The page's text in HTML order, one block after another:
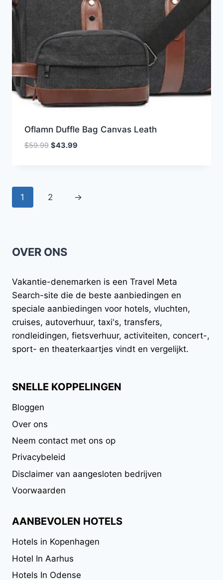
Oflamn Duffle Bag Canvas Leath
$59.99 Oorspronkelijke
$43.99Huidige
1 2 →
OVER ONS
Vakantie-denemarken is een Travel Meta
Search-site die de beste aanbiedingen en
speciale aanbiedingen voor hotels, vluchten,
cruises, autoverhuur, taxi's, transfers,
rondleidingen, fietsverhuur, activiteiten, concert-,
sport- en theaterkaartjes vindt en vergelijkt.
SNELLE KOPPELINGEN
Bloggen
Over ons
Neem contact met ons op
Privacybeleid
Disclaimer van aangesloten bedrijven
Voorwaarden
AANBEVOLEN HOTELS
Hotels in Kopenhagen
Hotel In Aarhus
Hotels In Odense